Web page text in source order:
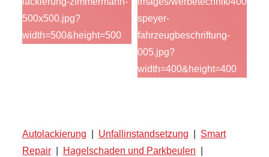
Autolackierung Unfallinstandsetzung
Smart
Repair
Hagelschaden und Parkbeulen